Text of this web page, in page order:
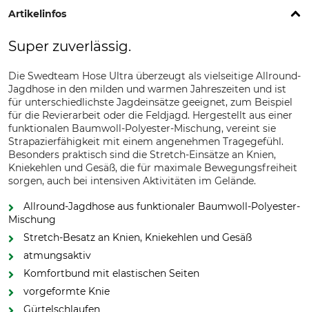
Artikelinfos
Super zuverlässig.
Die Swedteam Hose Ultra überzeugt als vielseitige Allround-
Jagdhose in den milden und warmen Jahreszeiten und ist
für unterschiedlichste Jagdeinsätze geeignet, zum Beispiel
für die Revierarbeit oder die Feldjagd. Hergestellt aus einer
funktionalen Baumwoll-Polyester-Mischung, vereint sie
Strapazierfähigkeit mit einem angenehmen Tragegefühl.
Besonders praktisch sind die Stretch-Einsätze an Knien,
Kniekehlen und Gesäß, die für maximale Bewegungsfreiheit
sorgen, auch bei intensiven Aktivitäten im Gelände.
Allround-Jagdhose aus funktionaler Baumwoll-Polyester-
Mischung
Stretch-Besatz an Knien, Kniekehlen und Gesäß
atmungsaktiv
Komfortbund mit elastischen Seiten
vorgeformte Knie
Gürtelschlaufen